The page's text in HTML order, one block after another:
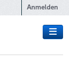
Anmelden